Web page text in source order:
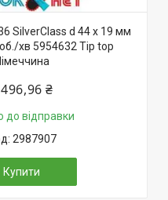
SilverClass d 44 х 19 мм
хв 5954632 Tip top
₴
до відправки
2987907
Купити